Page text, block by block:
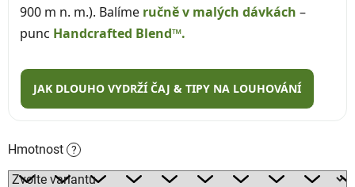
900 m n. m.). Balíme ručně v malých dávkách –
punc Handcrafted Blend™.
JAK DLOUHO VYDRŽÍ ČAJ & TIPY NA LOUHOVÁNÍ
Hmotnost ?